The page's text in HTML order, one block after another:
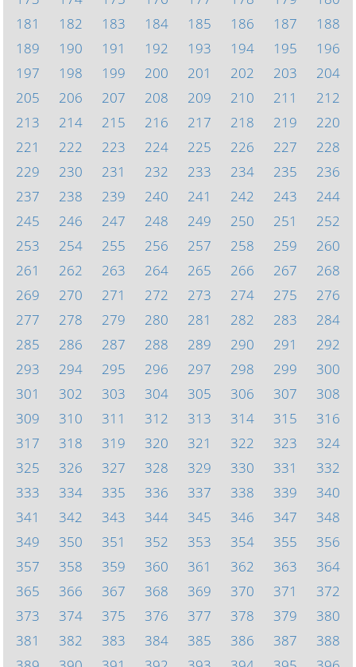
181
182 183 184 185 186 187
188
189
190 191 192 193 194 195
196
197
198 199 200 201 202 203
204
205
206 207 208 209 210 211
212
213
214 215 216 217 218 219
220
221
222 223 224 225 226 227
228
229
230 231 232 233 234 235
236
237
238 239 240 241 242 243
244
245
246 247 248 249 250 251
252
253
254 255 256 257 258 259
260
261
262 263 264 265 266 267
268
269
270 271 272 273 274 275
276
277
278 279 280 281 282 283
284
285
286 287 288 289 290 291
292
293
294 295 296 297 298 299
300
301
302 303 304 305 306 307
308
309
310 311 312 313 314 315
316
317
318 319 320 321 322 323
324
325
326 327 328 329 330 331
332
333
334 335 336 337 338 339
340
341
342 343 344 345 346 347
348
349
350 351 352 353 354 355
356
357
358 359 360 361 362 363
364
365
366 367 368 369 370 371
372
373
374 375 376 377 378 379
380
381
382 383 384 385 386 387
388